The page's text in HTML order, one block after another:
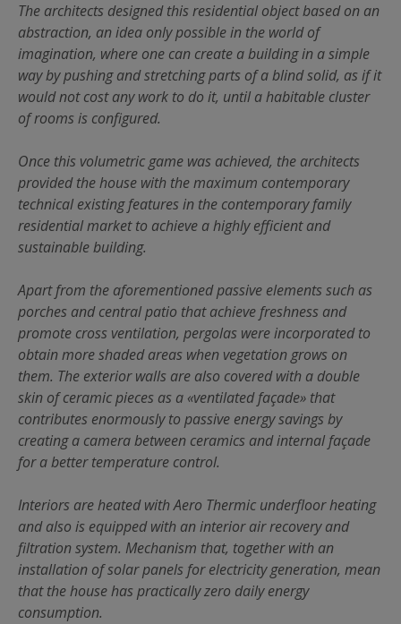
The architects designed this residential object based on an
abstraction, an idea only possible in the world of
imagination, where one can create a building in a simple
way by pushing and stretching parts of a blind solid, as if it
would not cost any work to do it, until a habitable cluster
of rooms is configured.
Once this volumetric game was achieved, the architects
provided the house with the maximum contemporary
technical existing features in the contemporary family
residential market to achieve a highly efficient and
sustainable building.
Apart from the aforementioned passive elements such as
porches and central patio that achieve freshness and
promote cross ventilation, pergolas were incorporated to
obtain more shaded areas when vegetation grows on
them. The exterior walls are also covered with a double
skin of ceramic pieces as a «ventilated façade» that
contributes enormously to passive energy savings by
creating a camera between ceramics and internal façade
for a better temperature control.
Interiors are heated with Aero Thermic underfloor heating
and also is equipped with an interior air recovery and
filtration system. Mechanism that, together with an
installation of solar panels for electricity generation, mean
that the house has practically zero daily energy
consumption.